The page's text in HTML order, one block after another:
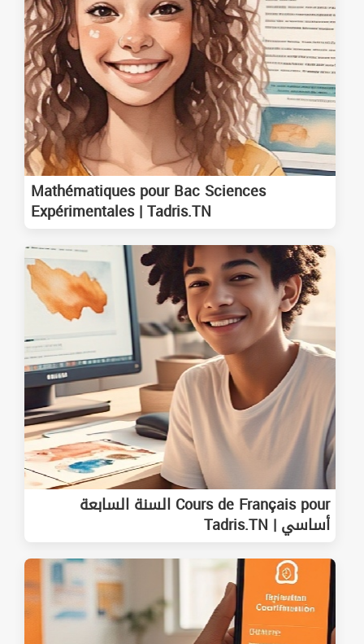
Mathématiques pour Bac Sciences
Expérimentales | Tadris.TN
Cours de Français pour السنة السابعة
أساسي | Tadris.TN